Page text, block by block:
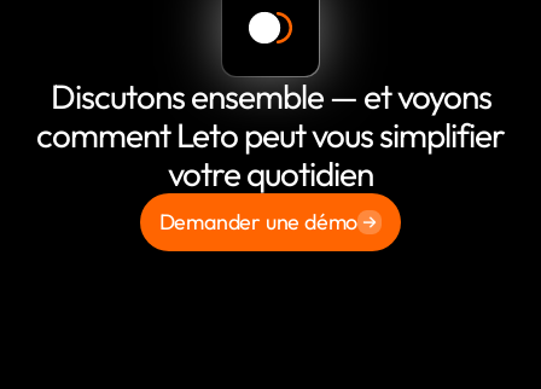
Discutons ensemble — et voyons
comment Leto peut vous simplifier
votre quotidien
Demander une démo